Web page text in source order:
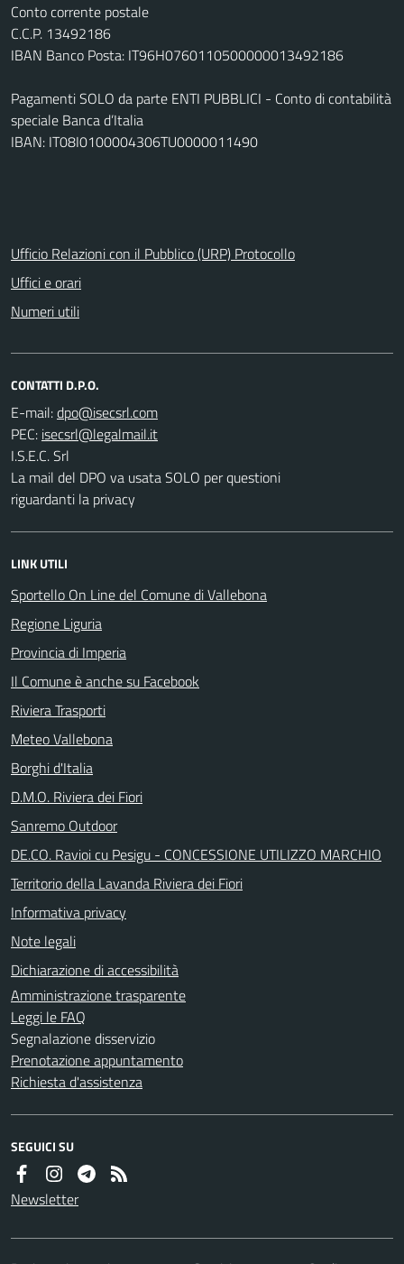
Conto corrente postale
C.C.P. 13492186
IBAN Banco Posta: IT96H0760110500000013492186
Pagamenti SOLO da parte ENTI PUBBLICI - Conto di contabilità
speciale Banca d’Italia
IBAN: IT08I0100004306TU0000011490
Ufficio Relazioni con il Pubblico (URP) Protocollo
Uffici e orari
Numeri utili
CONTATTI D.P.O.
E-mail:
PEC:
I.S.E.C. Srl
La mail del DPO va usata SOLO per questioni
riguardanti la privacy
LINK UTILI
Sportello On Line del Comune di Vallebona
Regione Liguria
Provincia di Imperia
Il Comune è anche su Facebook
Riviera Trasporti
Meteo Vallebona
Borghi d'Italia
D.M.O. Riviera dei Fiori
Sanremo Outdoor
DE.CO. Ravioi cu Pesigu - CONCESSIONE UTILIZZO MARCHIO
Territorio della Lavanda Riviera dei Fiori
Informativa privacy
Note legali
Dichiarazione di accessibilità
Amministrazione trasparente
Leggi le FAQ
Segnalazione disservizio
Prenotazione appuntamento
Richiesta d'assistenza
SEGUICI SU
Newsletter